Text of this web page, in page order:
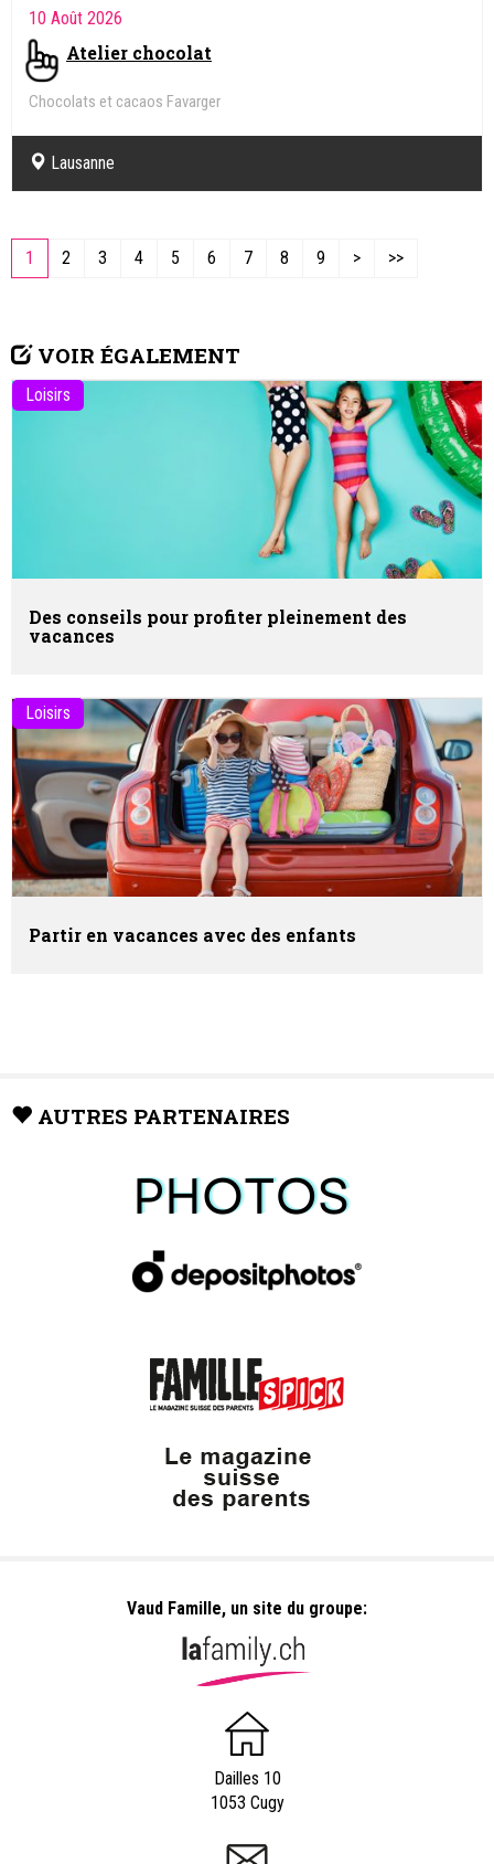
10 Août 2026
Atelier chocolat
Chocolats et cacaos Favarger
Lausanne
1 2 3 4 5 6 7 8 9 > >>
VOIR ÉGALEMENT
Loisirs
Des conseils pour profiter pleinement des
vacances
Loisirs
Partir en vacances avec des enfants
AUTRES PARTENAIRES
Vaud Famille, un site du groupe:
Dailles 10
1053 Cugy